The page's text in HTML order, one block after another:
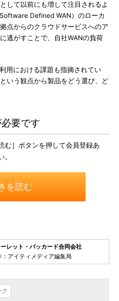
して以前にも増して注目されるよ
Defined WAN）のローカ
点からのクラウドサービスへのア
逃がすことで、自社WANの負荷
用における課題も指摘されてい
いう観点から製品をどう選び、ど
要です
む］ボタンを押して会員登録あ
を読む
レット・パッカード合同会社
アイティメディア編集局
ク